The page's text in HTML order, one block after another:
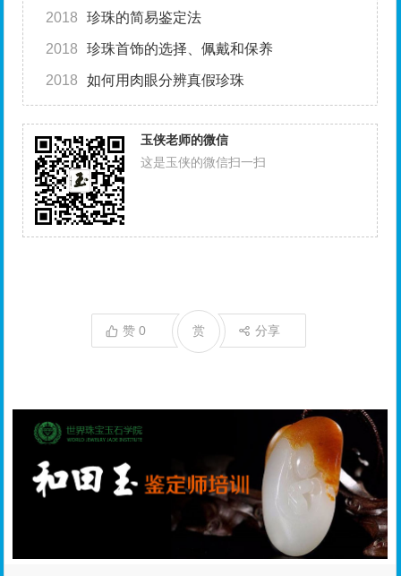
2018 珍珠的简易鉴定法
2018 珍珠首饰的选择、佩戴和保养
2018 如何用肉眼分辨真假珍珠
玉侠老师的微信
这是玉侠的微信扫一扫
赞0 分享
赏